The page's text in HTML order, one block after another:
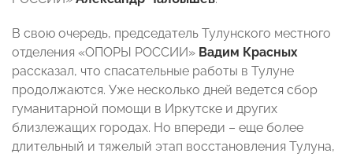
В свою очередь, председатель Тулунского местного
отделения «ОПОРЫ РОССИИ» Вадим Красных
рассказал, что спасательные работы в Тулуне
продолжаются. Уже несколько дней ведется сбор
гуманитарной помощи в Иркутске и других
близлежащих городах. Но впереди – еще более
длительный и тяжелый этап восстановления Тулуна,